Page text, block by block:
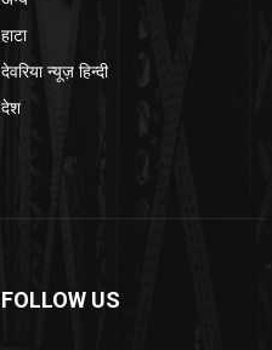
हाटा
देवरिया न्यूज़ हिन्दी
देश
FOLLOW US